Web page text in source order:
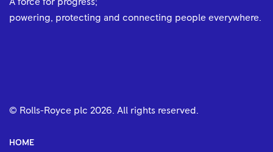
powering, protecting and connecting people everywhere.
© Rolls-Royce plc 2026 . All rights reserved.
HOME